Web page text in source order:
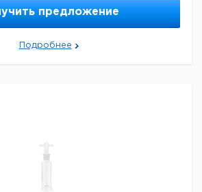
предложение
Подробнее